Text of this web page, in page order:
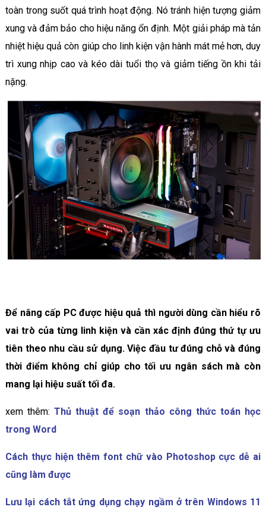
toàn trong suốt quá trình hoạt động. Nó tránh hiện tượng giảm
xung và đảm bảo cho hiệu năng ổn định. Một giải pháp mà tản
nhiệt hiệu quả còn giúp cho linh kiện vận hành mát mẻ hơn, duy
trì xung nhịp cao và kéo dài tuổi thọ và giảm tiếng ồn khi tải
nặng.
Để nâng cấp PC được hiệu quả thì người dùng cần hiểu rõ
vai trò của từng linh kiện và cần xác định đúng thứ tự ưu
tiên theo nhu cầu sử dụng. Việc đầu tư đúng chỗ và đúng
thời điểm không chỉ giúp cho tối ưu ngân sách mà còn
mang lại hiệu suất tối đa.
xem thêm:Thủ thuật để soạn thảo công thức toán học
trong Word
Cách thực hiện thêm font chữ vào Photoshop cực dễ ai
cũng làm được
Lưu lại cách tắt ứng dụng chạy ngầm ở trên Windows 11